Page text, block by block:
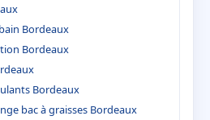
Bordeaux
Bordeaux
Bordeaux
bac à graisses Bordeaux